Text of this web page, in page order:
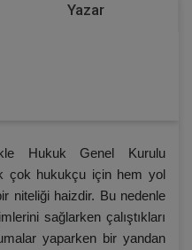
Yazar
Hukuk Genel Kurulu
çok hukukçu için hem yol
niteliği haizdir. Bu nedenle
sağlarken çalıştıkları
yaparken bir yandan